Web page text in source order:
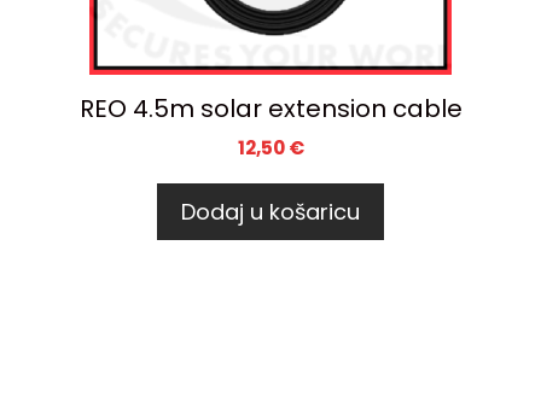
REO 4.5m solar extension cable
12,50€
Dodaj u košaricu